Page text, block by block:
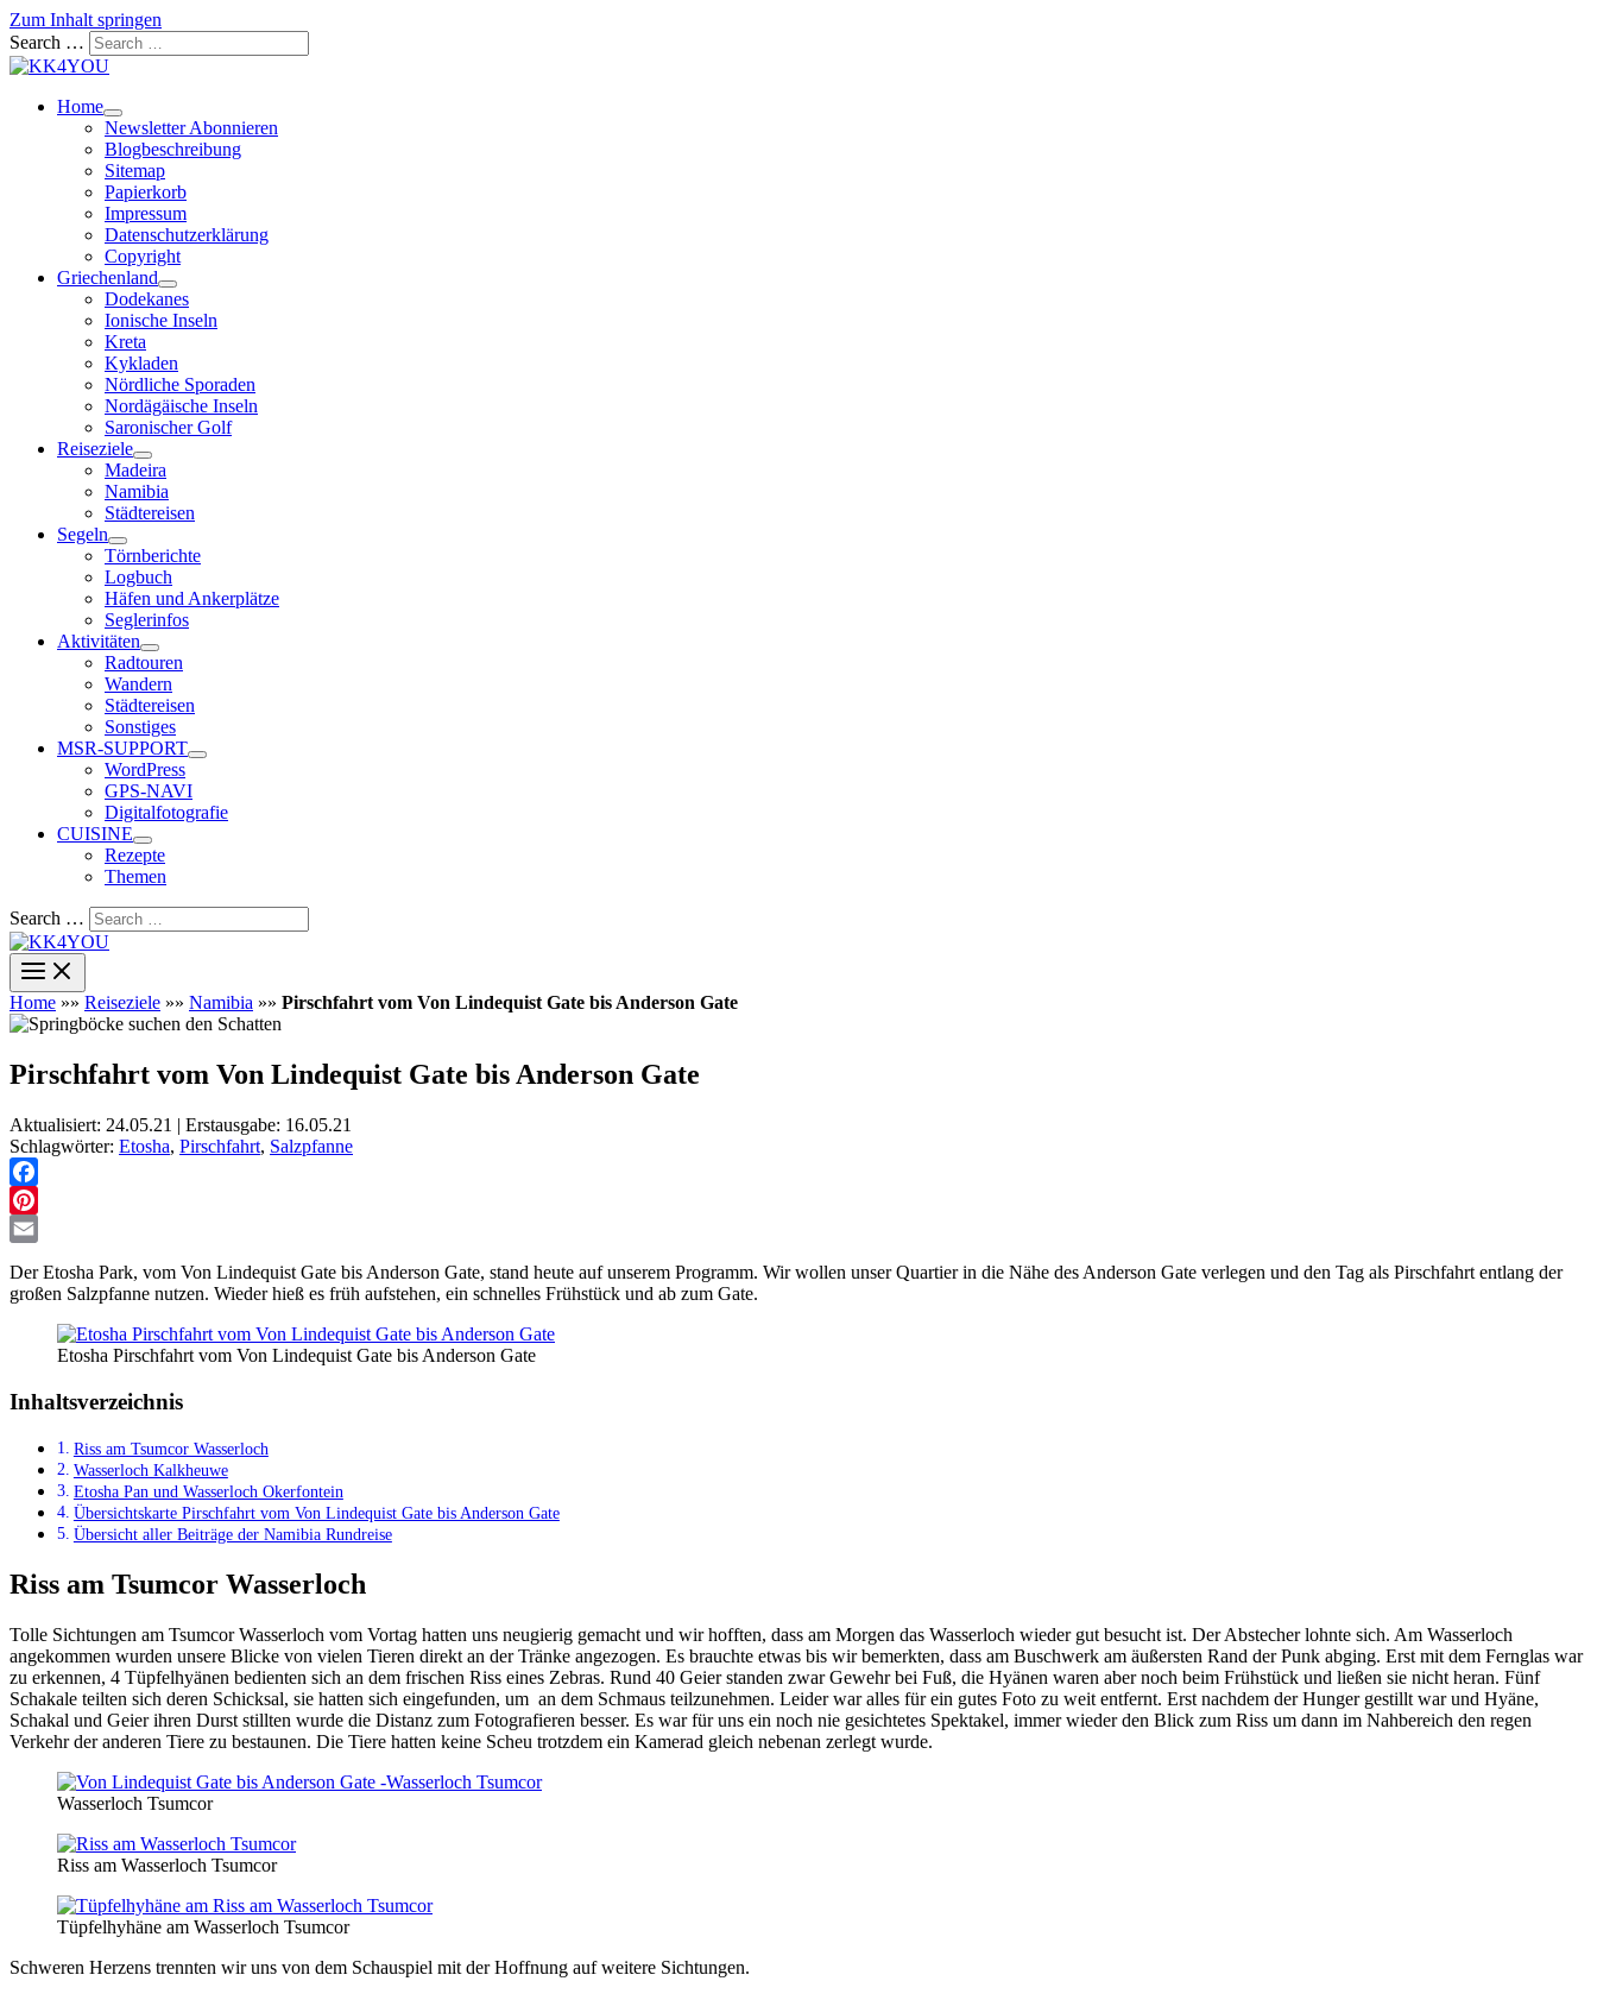
Zum Inhalt springen
Search …
Home
Newsletter Abonnieren
Blogbeschreibung
Sitemap
Papierkorb
Impressum
Datenschutzerklärung
Copyright
Griechenland
Dodekanes
Ionische Inseln
Kreta
Kykladen
Nördliche Sporaden
Nordägäische Inseln
Saronischer Golf
Reiseziele
Madeira
Namibia
Städtereisen
Segeln
Törnberichte
Logbuch
Häfen und Ankerplätze
Seglerinfos
Aktivitäten
Radtouren
Wandern
Städtereisen
Sonstiges
MSR-SUPPORT
WordPress
GPS-NAVI
Digitalfotografie
CUISINE
Rezepte
Themen
Search …
Home »» Reiseziele »» Namibia »» Pirschfahrt vom Von Lindequist Gate bis Anderson Gate
Pirschfahrt vom Von Lindequist Gate bis Anderson Gate
Aktualisiert: 24.05.21 | Erstausgabe: 16.05.21
Schlagwörter: Etosha, Pirschfahrt, Salzpfanne
Facebook
Pinterest
Der Etosha Park, vom Von Lindequist Gate bis Anderson Gate, stand heute auf unserem Programm. Wir wollen unser Quartier in die Nähe des Anderson Gate verlegen und den Tag als Pirschfahrt entlang der
großen Salzpfanne nutzen. Wieder hieß es früh aufstehen, ein schnelles Frühstück und ab zum Gate.
Etosha Pirschfahrt vom Von Lindequist Gate bis Anderson Gate
Inhaltsverzeichnis
Riss am Tsumcor Wasserloch
Wasserloch Kalkheuwe
Etosha Pan und Wasserloch Okerfontein
Übersichtskarte Pirschfahrt vom Von Lindequist Gate bis Anderson Gate
Übersicht aller Beiträge der Namibia Rundreise
Riss am Tsumcor Wasserloch
Tolle Sichtungen am Tsumcor Wasserloch vom Vortag hatten uns neugierig gemacht und wir hofften, dass am Morgen das Wasserloch wieder gut besucht ist. Der Abstecher lohnte sich. Am Wasserloch
angekommen wurden unsere Blicke von vielen Tieren direkt an der Tränke angezogen. Es brauchte etwas bis wir bemerkten, dass am Buschwerk am äußersten Rand der Punk abging. Erst mit dem Fernglas war
zu erkennen, 4 Tüpfelhyänen bedienten sich an dem frischen Riss eines Zebras. Rund 40 Geier standen zwar Gewehr bei Fuß, die Hyänen waren aber noch beim Frühstück und ließen sie nicht heran. Fünf
Schakale teilten sich deren Schicksal, sie hatten sich eingefunden, um an dem Schmaus teilzunehmen. Leider war alles für ein gutes Foto zu weit entfernt. Erst nachdem der Hunger gestillt war und Hyäne,
Schakal und Geier ihren Durst stillten wurde die Distanz zum Fotografieren besser. Es war für uns ein noch nie gesichtetes Spektakel, immer wieder den Blick zum Riss um dann im Nahbereich den regen
Verkehr der anderen Tiere zu bestaunen. Die Tiere hatten keine Scheu trotzdem ein Kamerad gleich nebenan zerlegt wurde.
Wasserloch Tsumcor
Riss am Wasserloch Tsumcor
Tüpfelhyhäne am Wasserloch Tsumcor
Schweren Herzens trennten wir uns von dem Schauspiel mit der Hoffnung auf weitere Sichtungen.